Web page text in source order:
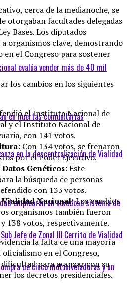
cerca de la medianoche, se
otorgaban facultades delegadas
Bases. Los diputados
organismos clave, demostrando
en el Congreso para sostener
los cambios en los siguientes
el Instituto Nacional de
y el Instituto Nacional de
con 141 votos.
: Con 134 votos, se frenaron
por el Poder Ejecutivo.
Genéticos: Este
la búsqueda de personas
con 133 votos.
Vialidad Nacional: Los cambios
organismos también fueron
138 votos, respectivamente.
la falta de una mayoría
en el Congreso,
para avanzar con su
los decretos presidenciales.
evalúa vender más de 40 mil
en huertas comunitarias
en la descentralización de Vialidad
emplearán un novedoso sistema de
Jefe de Zonal III Cerrito de Vialidad
de cinco motoniveladoras y un